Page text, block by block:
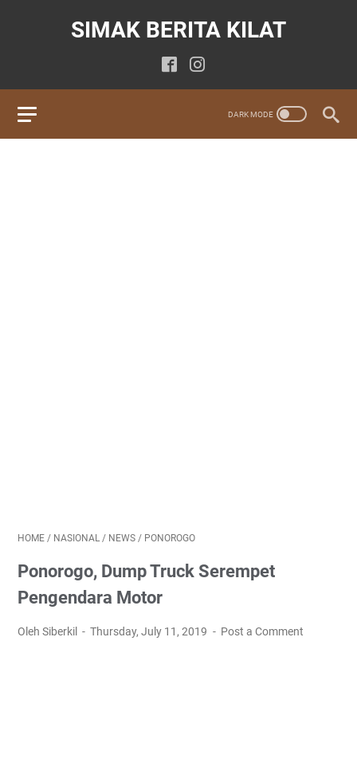
SIMAK BERITA KILAT
HOME / NASIONAL / NEWS / PONOROGO
Ponorogo, Dump Truck Serempet
Pengendara Motor
Oleh Siberkil Thursday, July 11, 2019 Post a Comment